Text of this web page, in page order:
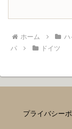
ホーム ハ
パ
ドイツ
プライバシー